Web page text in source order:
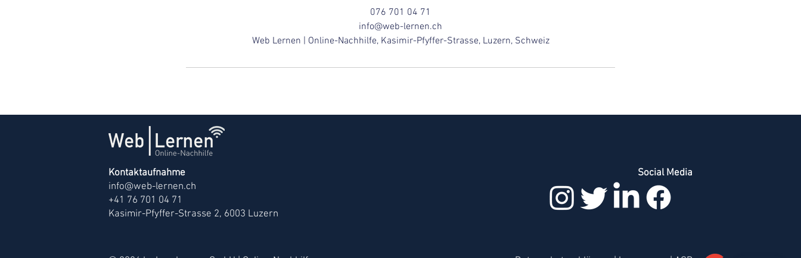
076 701 04 71
info@web-lernen.ch
Web Lernen | Online-Nachhilfe, Kasimir-Pfyffer-Strasse, Luzern, Schweiz
Kontaktaufnahme
info@web-lernen.ch
+41 76 701 04 71
Kasimir-Pfyffer-Strasse 2, 6003 Luzern
Social Media